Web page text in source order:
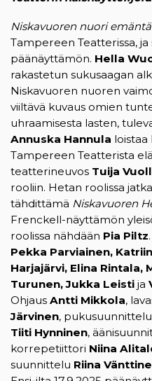
Niskavuoren nuori emäntä
Tampereen Teatterissa,
päänäyttämön. Hella
rakastetun sukusaagan
Niskavuoren nuoren
viiltävä kuvaus omien
uhraamisesta lasten,
Annuska Hannula loistaa
Tampereen Teatterista
teatterineuvos Tuija
rooliin. Hetan roolissa
tähdittämä Niskavuoren
Frenckell-näyttämön
roolissa nähdään Pia Piltz
Pekka Parviainen,
Harjajärvi, Elina Rintala,
Turunen, Jukka Leisti ja
Ohjaus Antti Mikkola,
Järvinen,
Tiiti Hynninen,
korrepetiittori Niina
suunnittelu Riina